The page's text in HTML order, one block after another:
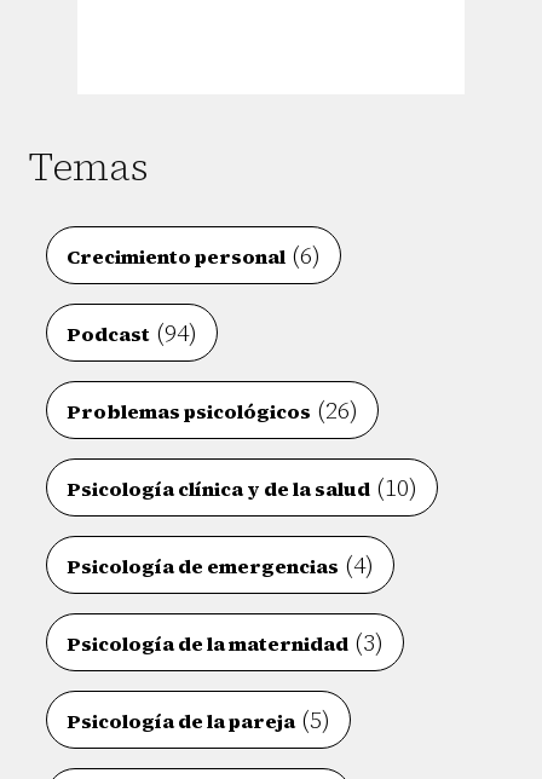
Temas
Crecimiento personal (6)
Podcast (94)
Problemas psicológicos (26)
Psicología clínica y de la salud (10)
Psicología de emergencias (4)
Psicología de la maternidad (3)
Psicología de la pareja(5)